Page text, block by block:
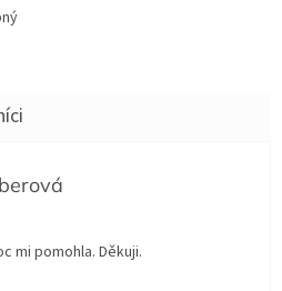
je 5 z 5 hvězdiček.
mi pomohla. Děkuji.